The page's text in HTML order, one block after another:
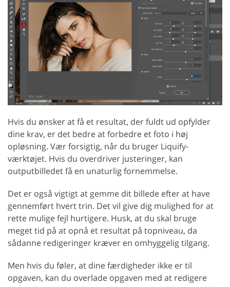
Hvis du ønsker at få et resultat, der fuldt ud opfylder
dine krav, er det bedre at forbedre et foto i høj
opløsning. Vær forsigtig, når du bruger Liquify-
værktøjet. Hvis du overdriver justeringer, kan
outputbilledet få en unaturlig fornemmelse.
Det er også vigtigt at gemme dit billede efter at have
gennemført hvert trin. Det vil give dig mulighed for at
rette mulige fejl hurtigere. Husk, at du skal bruge
meget tid på at opnå et resultat på topniveau, da
sådanne redigeringer kræver en omhyggelig tilgang.
Men hvis du føler, at dine færdigheder ikke er til
opgaven, kan du overlade opgaven med at redigere